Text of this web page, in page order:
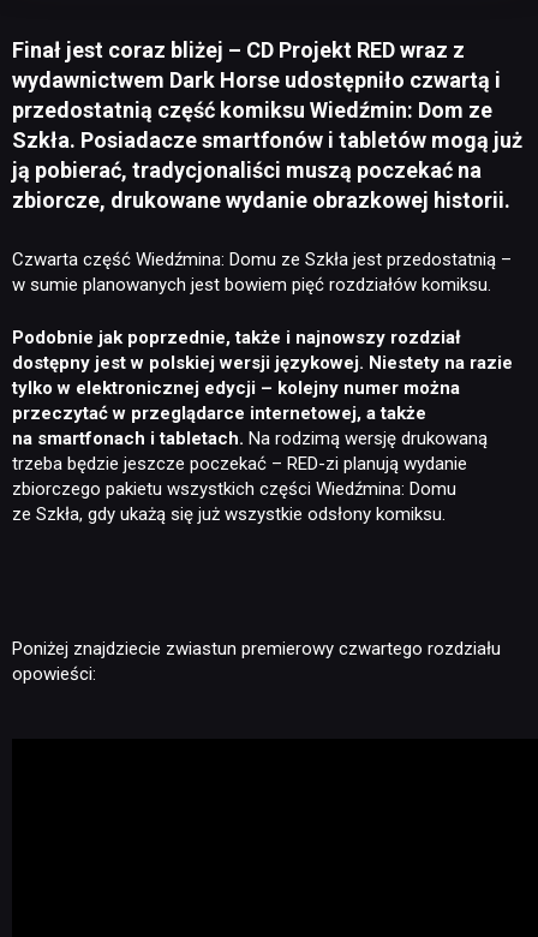
Finał jest coraz bliżej – CD Projekt RED wraz z
wydawnictwem Dark Horse udostępniło czwartą i
przedostatnią część komiksu Wiedźmin: Dom ze
Szkła. Posiadacze smartfonów i tabletów mogą już
ją pobierać, tradycjonaliści muszą poczekać na
zbiorcze, drukowane wydanie obrazkowej historii.
Czwarta część Wiedźmina: Domu ze Szkła jest przedostatnią –
w sumie planowanych jest bowiem pięć rozdziałów komiksu.
Podobnie jak poprzednie, także i najnowszy rozdział
dostępny jest w polskiej wersji językowej. Niestety na razie
tylko w elektronicznej edycji – kolejny numer można
przeczytać w przeglądarce internetowej, a także
na smartfonach i tabletach. Na rodzimą wersję drukowaną
trzeba będzie jeszcze poczekać – RED-zi planują wydanie
zbiorczego pakietu wszystkich części Wiedźmina: Domu
ze Szkła, gdy ukażą się już wszystkie odsłony komiksu.
Poniżej znajdziecie zwiastun premierowy czwartego rozdziału
opowieści: